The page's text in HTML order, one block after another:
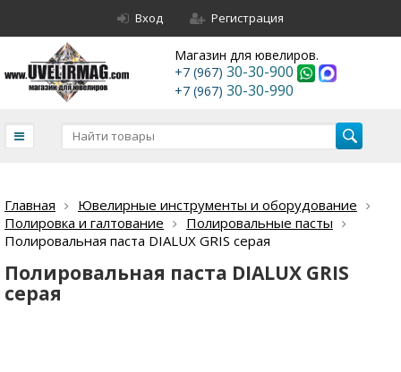
Вход Регистрация
Магазин для ювелиров.
+7 (967) 30-30-900
+7 (967) 30-30-990
Главная
Ювелирные инструменты и оборудование
Полировка и галтование
Полировальные пасты
Полировальная паста DIALUX GRIS серая
Полировальная паста DIALUX GRIS
серая